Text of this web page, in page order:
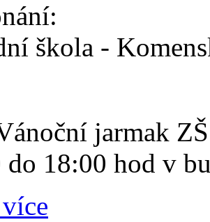
škola -
jarmak
do 18:00 hod v